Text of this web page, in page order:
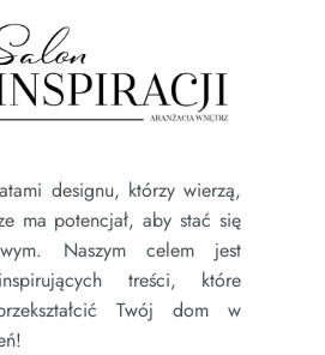
designu, którzy wierzą,
ma potencjał, aby stać się
Naszym celem jest
treści, które
Twój dom w